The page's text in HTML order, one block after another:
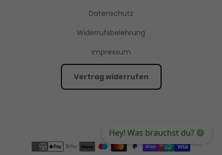
Datenschutz
Widerrufsbelehrung
Impressum
Vertrag widerrufen
Hey! Was brauchst du? 😄